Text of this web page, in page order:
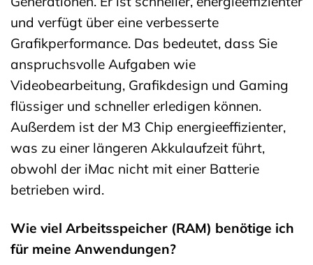
und verfügt über eine verbesserte
Grafikperformance. Das bedeutet, dass Sie
anspruchsvolle Aufgaben wie
Videobearbeitung, Grafikdesign und Gaming
flüssiger und schneller erledigen können.
Außerdem ist der M3 Chip energieeffizienter,
was zu einer längeren Akkulaufzeit führt,
obwohl der iMac nicht mit einer Batterie
betrieben wird.
Wie viel Arbeitsspeicher (RAM) benötige ich
für meine Anwendungen?